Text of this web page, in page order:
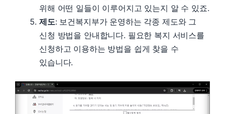
위해 어떤 일들이 이루어지고 있는지 알 수 있죠.
제도: 보건복지부가 운영하는 각종 제도와 그
신청 방법을 안내합니다. 필요한 복지 서비스를
신청하고 이용하는 방법을 쉽게 찾을 수
있습니다.